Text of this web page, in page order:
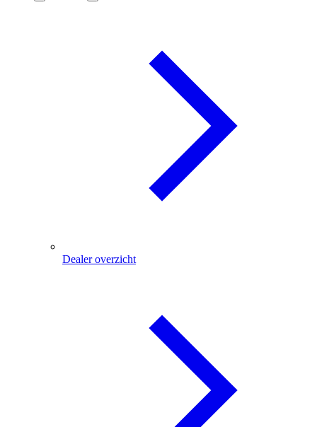
Dealer overzicht